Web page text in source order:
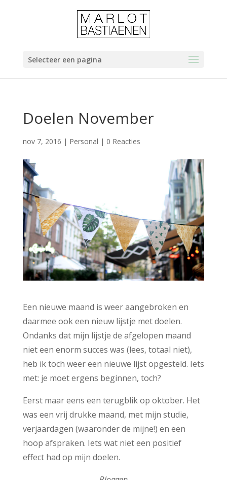
Selecteer een pagina
Doelen November
nov 7, 2016 | Personal | 0 Reacties
Een nieuwe maand is weer aangebroken en
daarmee ook een nieuw lijstje met doelen.
Ondanks dat mijn lijstje de afgelopen maand
niet een enorm succes was (lees, totaal niet),
heb ik toch weer een nieuwe lijst opgesteld. Iets
met: je moet ergens beginnen, toch?
Eerst maar eens een terugblik op oktober. Het
was een vrij drukke maand, met mijn studie,
verjaardagen (waaronder de mijne!) en een
hoop afspraken. Iets wat niet een positief
effect had op mijn doelen.